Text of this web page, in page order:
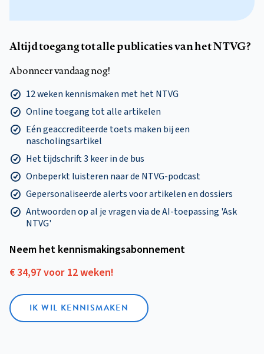
Altijd toegang tot alle publicaties van het NTVG?
Abonneer vandaag nog!
12 weken kennismaken met het NTVG
Online toegang tot alle artikelen
Eén geaccrediteerde toets maken bij een
nascholingsartikel
Het tijdschrift 3 keer in de bus
Onbeperkt luisteren naar de NTVG-podcast
Gepersonaliseerde alerts voor artikelen en dossiers
Antwoorden op al je vragen via de AI-toepassing 'Ask
NTVG'
Neem het kennismakings­abonnement
€ 34,97 voor 12 weken!
IK WIL KENNISMAKEN